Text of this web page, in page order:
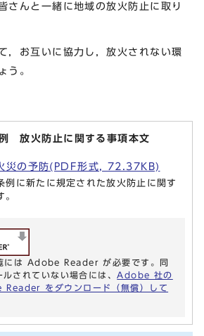
さんと一緒に地域の放火防止に取り
，お互いに協力し，放火されない環
う。
放火防止に関する事項本文
災の予防(PDF形式, 72.37KB)
例に新たに規定された放火防止に関す
。
には Adobe Reader が必要です。同
されていない場合には、 Adobe 社の
をダウンロード（無償）して